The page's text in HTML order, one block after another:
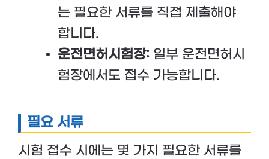
는 필요한 서류를 직접 제출해야
합니다.
운전면허시험장: 일부 운전면허시
험장에서도 접수 가능합니다.
필요 서류
시험 접수 시에는 몇 가지 필요한 서류를